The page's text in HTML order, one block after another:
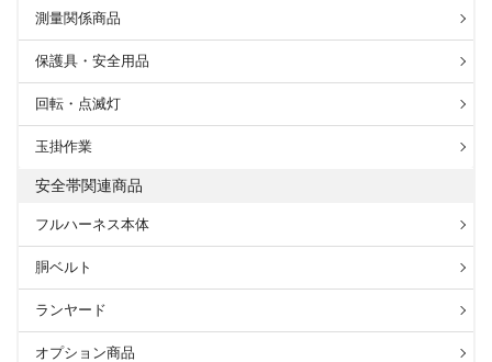
測量関係商品
保護具・安全用品
回転・点滅灯
玉掛作業
安全帯関連商品
フルハーネス本体
胴ベルト
ランヤード
オプション商品